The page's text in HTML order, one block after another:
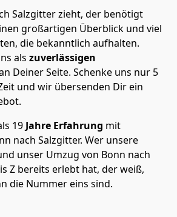
Salzgitter zieht, der benötigt
großartigen Überblick und viel
die bekanntlich aufhalten.
als zuverlässigen
Deiner Seite. Schenke uns nur 5
und wir übersenden Dir ein
19 Jahre Erfahrung mit
nach Salzgitter. Wer unsere
unser Umzug von Bonn nach
Z bereits erlebt hat, der weiß,
die Nummer eins sind.